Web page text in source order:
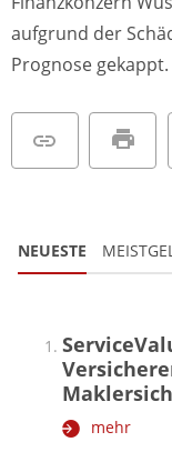
aufgrund der
Prognose gekappt.
NEUESTE
mehr